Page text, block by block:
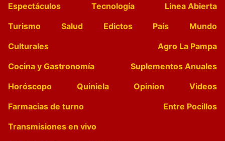
Espectáculos
Tecnología
Linea Abierta
Turismo
Salud Edictos País
Mundo
Culturales
Agro La Pampa
Cocina y Gastronomía
Suplementos Anuales
Horóscopo
Quiniela Opinion
Videos
Farmacias de turno
Entre Pocillos
Transmisiones en vivo